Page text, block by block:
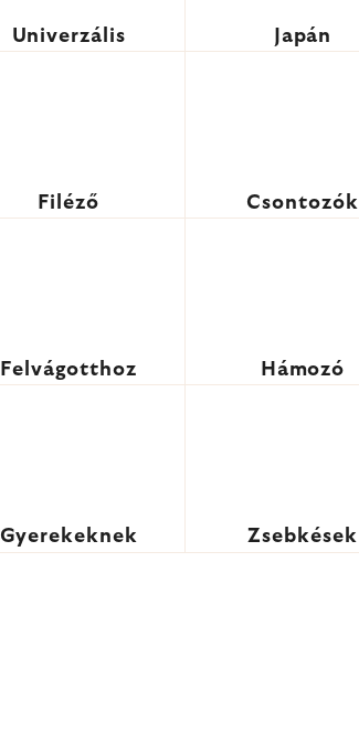
Univerzális Japán
Filéző Csontozók
Felvágotthoz Hámozó
Gyerekeknek Zsebkések